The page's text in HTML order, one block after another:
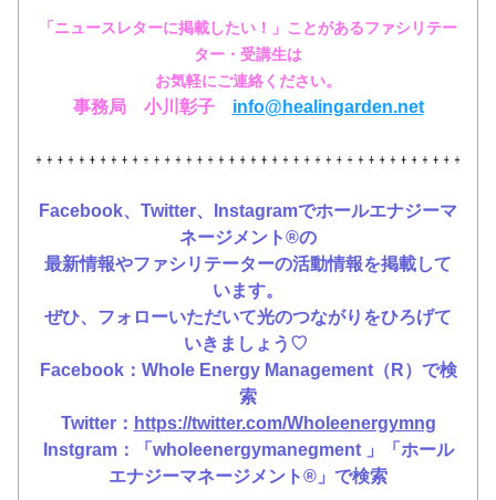
「ニュースレターに掲載したい！」ことがあるファシリテー
ター・受講生は
お気軽にご連絡ください。
事務局　小川彰子 info@healingarden.net
Facebook、Twitter、Instagramでホールエナジーマ
ネージメント®️の
最新情報やファシリテーターの活動情報を掲載して
います。
ぜひ、フォローいただいて光のつながりをひろげて
いきましょう♡
Facebook：Whole Energy Management（R）で検
索
Twitter： https://twitter.com/Wholeenergymng
Instgram：「wholeenergymanegment 」「ホール
エナジーマネージメント®️」で検索